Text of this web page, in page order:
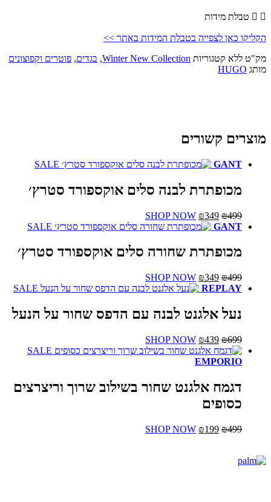
טבלת מידות
הקליקו כאן לצפייה בטבלת המידות באתר >>
מק"ט ללא קטגוריות Winter New Collection
, בגדים, פוטרים וקפוצונים
מותג HUGO
המלאי אזל
מוצרים קשורים
SALE GANT
מכופתרת לבנה סלים אוקספורד סטרץ׳
₪499
המחיר
המקורי
₪499.
₪349
המחיר
הנוכחי
₪349.
SHOP NOW
זה
מספר
סוגים.
לבחור
את
בעמוד
SALE GANT
מכופתרת שחורה סלים אוקספורד סטרץ׳
₪499
המחיר
המקורי
₪499.
₪349
המחיר
הנוכחי
₪349.
SHOP NOW
זה
מספר
סוגים.
לבחור
את
המוצר
SALE REPLAY
נעל אלגנט לבנה עם הדפס שחור על הנעל
₪699
המחיר
המקורי
היה:
₪439
המחיר
הנוכחי
הוא:
SHOP NOW
זה
סוגים.
ניתן
בעמוד
SALE
EMPORIO
דגמח אלגנט שחור בשילוב שרוך וריצרצים
כסופים
₪499
המחיר
₪199
המחיר
SHOP NOW